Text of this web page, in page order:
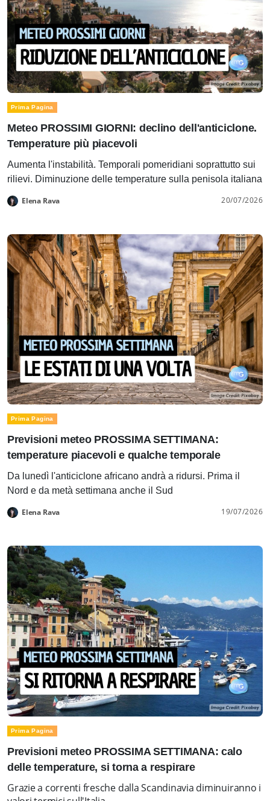
Prima Pagina
Meteo PROSSIMI GIORNI: declino dell'anticiclone.
Temperature più piacevoli
Aumenta l'instabilità. Temporali pomeridiani soprattutto sui
rilievi. Diminuzione delle temperature sulla penisola italiana
Elena Rava 20/07/2026
Prima Pagina
Previsioni meteo PROSSIMA SETTIMANA:
temperature piacevoli e qualche temporale
Da lunedì l'anticiclone africano andrà a ridursi. Prima il
Nord e da metà settimana anche il Sud
Elena Rava 19/07/2026
Prima Pagina
Previsioni meteo PROSSIMA SETTIMANA: calo
delle temperature, si torna a respirare
Grazie a correnti fresche dalla Scandinavia diminuiranno i